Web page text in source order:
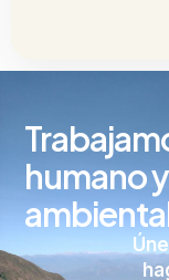
humano